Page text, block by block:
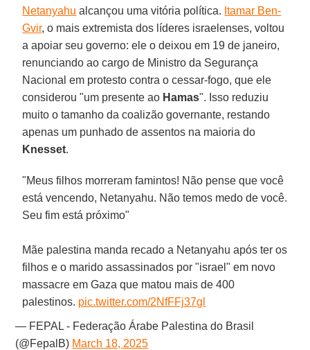
Netanyahu alcançou uma vitória política. Itamar Ben-
Gvir, o mais extremista dos líderes israelenses, voltou
a apoiar seu governo: ele o deixou em 19 de janeiro,
renunciando ao cargo de Ministro da Segurança
Nacional em protesto contra o cessar-fogo, que ele
considerou "um presente ao Hamas". Isso reduziu
muito o tamanho da coalizão governante, restando
apenas um punhado de assentos na maioria do
Knesset.
"Meus filhos morreram famintos! Não pense que você
está vencendo, Netanyahu. Não temos medo de você.
Seu fim está próximo"
Mãe palestina manda recado a Netanyahu após ter os
filhos e o marido assassinados por "israel" em novo
massacre em Gaza que matou mais de 400
palestinos. pic.twitter.com/2NfFFj37gl
— FEPAL - Federação Árabe Palestina do Brasil
(@FepalB) March 18, 2025